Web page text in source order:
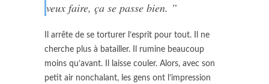
veux faire, ça se passe bien. ”
Il arrête de se torturer l’esprit pour tout. Il ne
cherche plus à batailler. Il rumine beaucoup
moins qu’avant. Il laisse couler. Alors, avec son
petit air nonchalant, les gens ont l’impression